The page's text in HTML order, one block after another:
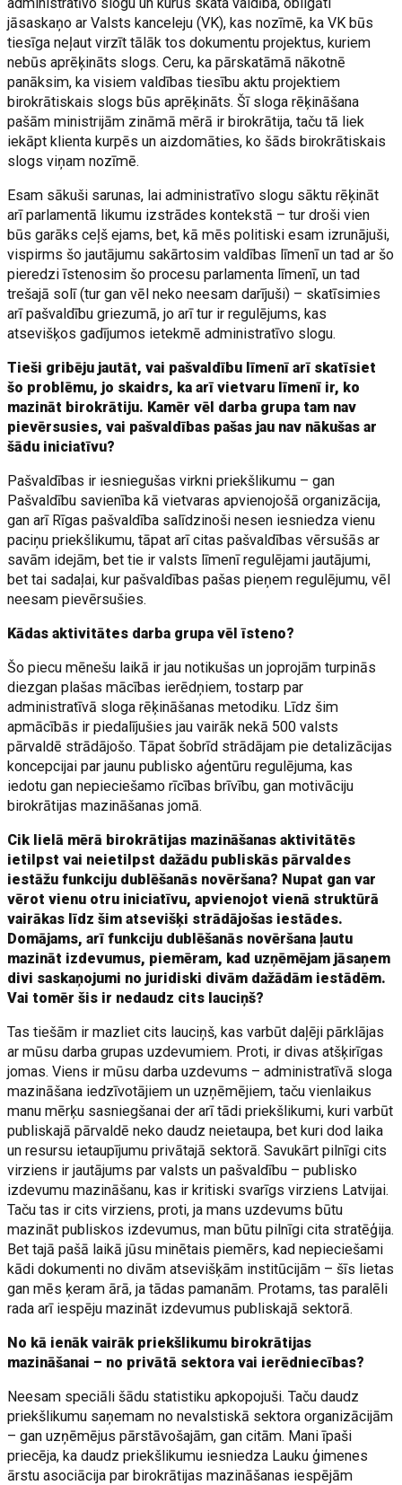
jāsaskaņo ar Valsts kanceleju (VK), kas nozīmē, ka VK būs
tiesīga neļaut virzīt tālāk tos dokumentu projektus, kuriem
nebūs aprēķināts slogs. Ceru, ka pārskatāmā nākotnē
panāksim, ka visiem valdības tiesību aktu projektiem
birokrātiskais slogs būs aprēķināts. Šī sloga rēķināšana
pašām ministrijām zināmā mērā ir birokrātija, taču tā liek
iekāpt klienta kurpēs un aizdomāties, ko šāds birokrātiskais
slogs viņam nozīmē.
Esam sākuši sarunas, lai administratīvo slogu sāktu rēķināt
arī parlamentā likumu izstrādes kontekstā – tur droši vien
būs garāks ceļš ejams, bet, kā mēs politiski esam izrunājuši,
vispirms šo jautājumu sakārtosim valdības līmenī un tad ar šo
pieredzi īstenosim šo procesu parlamenta līmenī, un tad
trešajā solī (tur gan vēl neko neesam darījuši) – skatīsimies
arī pašvaldību griezumā, jo arī tur ir regulējums, kas
atsevišķos gadījumos ietekmē administratīvo slogu.
Tieši gribēju jautāt, vai pašvaldību līmenī arī skatīsiet
šo problēmu, jo skaidrs, ka arī vietvaru līmenī ir, ko
mazināt birokrātiju. Kamēr vēl darba grupa tam nav
pievērsusies, vai pašvaldības pašas jau nav nākušas ar
šādu iniciatīvu?
Pašvaldības ir iesniegušas virkni priekšlikumu – gan
Pašvaldību savienība kā vietvaras apvienojošā organizācija,
gan arī Rīgas pašvaldība salīdzinoši nesen iesniedza vienu
paciņu priekšlikumu, tāpat arī citas pašvaldības vērsušās ar
savām idejām, bet tie ir valsts līmenī regulējami jautājumi,
bet tai sadaļai, kur pašvaldības pašas pieņem regulējumu, vēl
neesam pievērsušies.
Kādas aktivitātes darba grupa vēl īsteno?
Šo piecu mēnešu laikā ir jau notikušas un joprojām turpinās
diezgan plašas mācības ierēdņiem, tostarp par
administratīvā sloga rēķināšanas metodiku. Līdz šim
apmācībās ir piedalījušies jau vairāk nekā 500 valsts
pārvaldē strādājošo. Tāpat šobrīd strādājam pie detalizācijas
koncepcijai par jaunu publisko aģentūru regulējuma, kas
iedotu gan nepieciešamo rīcības brīvību, gan motivāciju
birokrātijas mazināšanas jomā.
Cik lielā mērā birokrātijas mazināšanas aktivitātēs
ietilpst vai neietilpst dažādu publiskās pārvaldes
iestāžu funkciju dublēšanās novēršana? Nupat gan var
vērot vienu otru iniciatīvu, apvienojot vienā struktūrā
vairākas līdz šim atsevišķi strādājošas iestādes.
Domājams, arī funkciju dublēšanās novēršana ļautu
mazināt izdevumus, piemēram, kad uzņēmējam jāsaņem
divi saskaņojumi no juridiski divām dažādām iestādēm.
Vai tomēr šis ir nedaudz cits lauciņš?
Tas tiešām ir mazliet cits lauciņš, kas varbūt daļēji pārklājas
ar mūsu darba grupas uzdevumiem. Proti, ir divas atšķirīgas
jomas. Viens ir mūsu darba uzdevums – administratīvā sloga
mazināšana iedzīvotājiem un uzņēmējiem, taču vienlaikus
manu mērķu sasniegšanai der arī tādi priekšlikumi, kuri varbūt
publiskajā pārvaldē neko daudz neietaupa, bet kuri dod laika
un resursu ietaupījumu privātajā sektorā. Savukārt pilnīgi cits
virziens ir jautājums par valsts un pašvaldību – publisko
izdevumu mazināšanu, kas ir kritiski svarīgs virziens Latvijai.
Taču tas ir cits virziens, proti, ja mans uzdevums būtu
mazināt publiskos izdevumus, man būtu pilnīgi cita stratēģija.
Bet tajā pašā laikā jūsu minētais piemērs, kad nepieciešami
kādi dokumenti no divām atsevišķām institūcijām – šīs lietas
gan mēs ķeram ārā, ja tādas pamanām. Protams, tas paralēli
rada arī iespēju mazināt izdevumus publiskajā sektorā.
No kā ienāk vairāk priekšlikumu birokrātijas
mazināšanai – no privātā sektora vai ierēdniecības?
Neesam speciāli šādu statistiku apkopojuši. Taču daudz
priekšlikumu saņemam no nevalstiskā sektora organizācijām
– gan uzņēmējus pārstāvošajām, gan citām. Mani īpaši
priecēja, ka daudz priekšlikumu iesniedza Lauku ģimenes
ārstu asociācija par birokrātijas mazināšanas iespējām